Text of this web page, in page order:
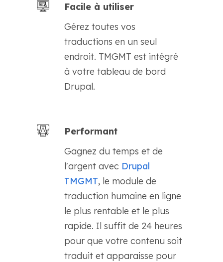
Facile à utiliser
Gérez toutes vos
traductions en un seul
endroit. TMGMT est intégré
à votre tableau de bord
Drupal.
Performant
Gagnez du temps et de
l'argent avec Drupal
TMGMT, le module de
traduction humaine en ligne
le plus rentable et le plus
rapide. Il suffit de 24 heures
pour que votre contenu soit
traduit et apparaisse pour